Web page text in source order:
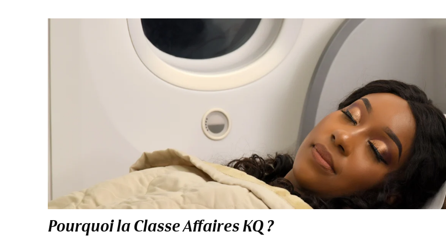
Pourquoi la Classe Affaires KQ ?